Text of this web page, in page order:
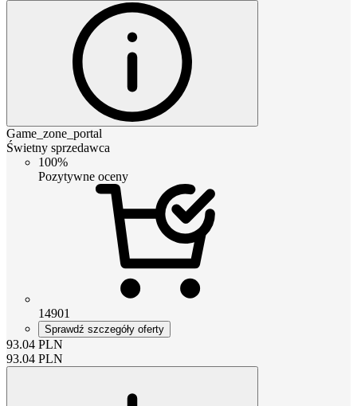
Game_zone_portal
Świetny sprzedawca
100%
Pozytywne oceny
14901
Sprawdź szczegóły oferty
93.04 PLN
93.04 PLN